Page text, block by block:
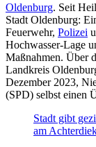
Oldenburg. Seit
Stadt Oldenburg:
Feuerwehr, Polizei
Hochwasser-Lage
Maßnahmen. Über
Landkreis
Dezember 2023,
(SPD) selbst einen
Stadt gibt
am